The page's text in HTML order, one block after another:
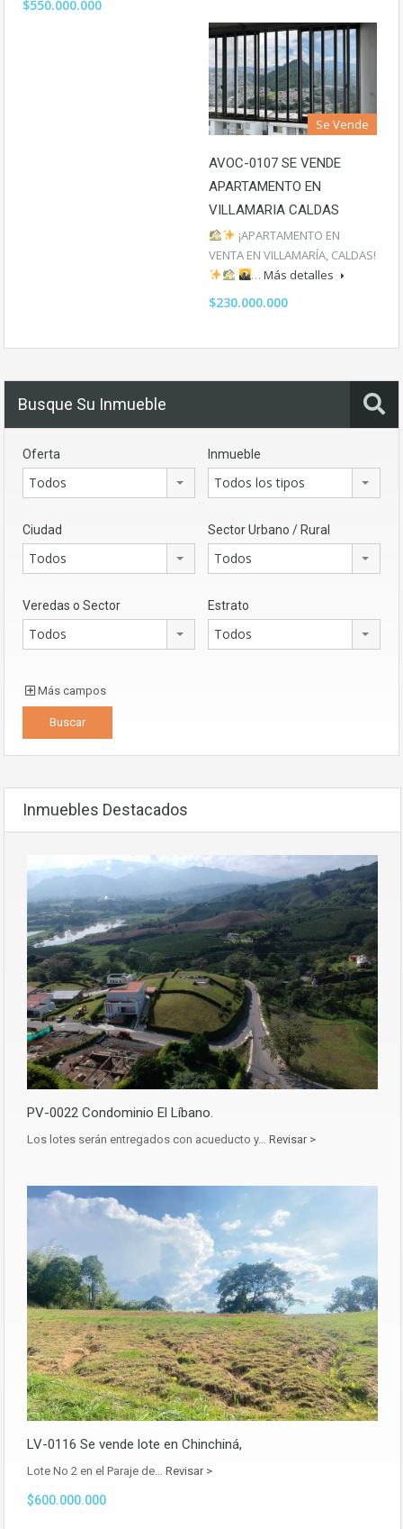
$550.000.000
Se Vende
AVOC-0107 SE VENDE
APARTAMENTO EN
VILLAMARIA CALDAS
¡APARTAMENTO EN
VENTA EN VILLAMARÍA, CALDAS!
…Más detalles
$230.000.000
Busque Su Inmueble
Oferta
Todos
Inmueble
Todos los tipos
Ciudad
Todos
Sector Urbano / Rural
Todos
Veredas o Sector
Todos
Estrato
Todos
Más campos
Inmuebles Destacados
PV-0022 Condominio El Líbano.
Los lotes serán entregados con acueducto y… Revisar >
LV-0116 Se vende lote en Chinchiná,
Lote No 2 en el Paraje de… Revisar >
$600.000.000